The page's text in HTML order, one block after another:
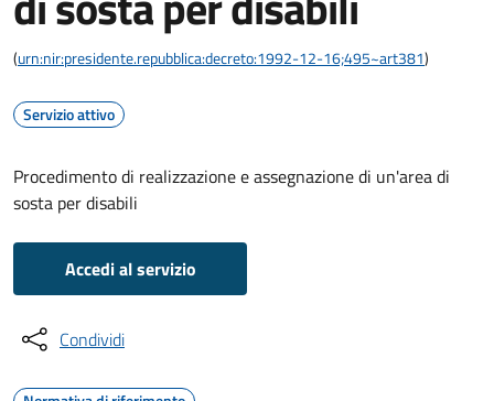
(urn:nir:presidente.repubblica:decreto:1992-12-16;495~art381)
Servizio attivo
Procedimento di realizzazione e assegnazione di un'area di
sosta per disabili
Accedi al servizio
Condividi